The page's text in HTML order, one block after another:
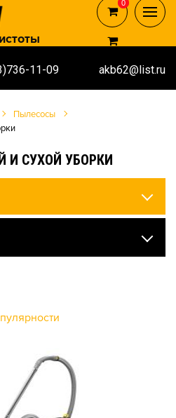
11-09 akb62@list.ru
0
0
Пылесосы
СУХОЙ УБОРКИ